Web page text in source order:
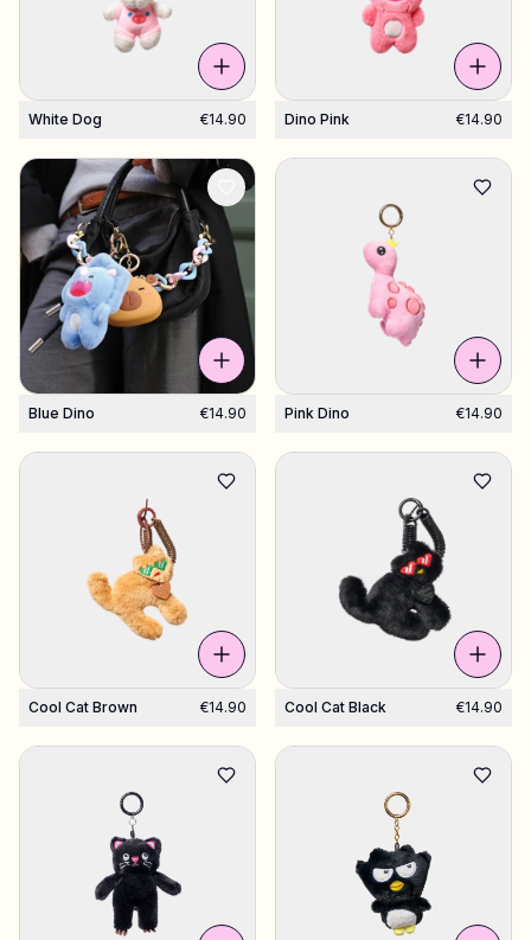
White Dog €14.90 Dino Pink €14.90
Blue Dino €14.90 Pink Dino €14.90
Cool Cat Brown €14.90 Cool Cat Black €14.90